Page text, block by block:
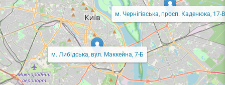
м. Либідська, вул. Маккейна, 7-Б
м. Чернігівська, просп. Каденюка, 17-В